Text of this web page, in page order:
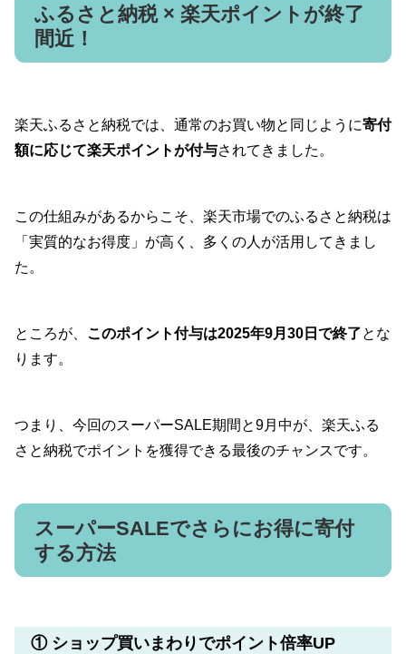
ふるさと納税 × 楽天ポイントが終了
間近！
楽天ふるさと納税では、通常のお買い物と同じように寄付
額に応じて楽天ポイントが付与されてきました。
この仕組みがあるからこそ、楽天市場でのふるさと納税は
「実質的なお得度」が高く、多くの人が活用してきまし
た。
ところが、 このポイント付与は2025年9月30日で終了とな
ります。
つまり、今回のスーパーSALE期間と9月中が、楽天ふる
さと納税でポイントを獲得できる最後のチャンスです。
スーパーSALEでさらにお得に寄付
する方法
① ショップ買いまわりでポイント倍率UP